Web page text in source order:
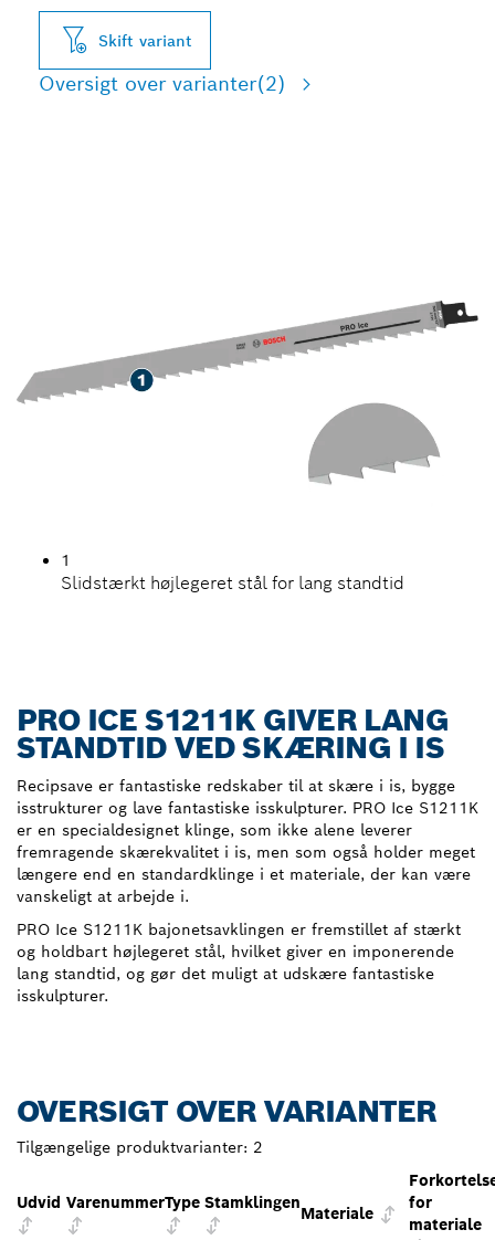
Skift variant
Oversigt over varianter(2)
1
Slidstærkt højlegeret stål for lang standtid
PRO ICE S1211K GIVER LANG
STANDTID VED SKÆRING I IS
Recipsave er fantastiske redskaber til at skære i is, bygge
isstrukturer og lave fantastiske isskulpturer. PRO Ice S1211K
er en specialdesignet klinge, som ikke alene leverer
fremragende skærekvalitet i is, men som også holder meget
længere end en standardklinge i et materiale, der kan være
vanskeligt at arbejde i.
PRO Ice S1211K bajonetsavklingen er fremstillet af stærkt
og holdbart højlegeret stål, hvilket giver en imponerende
lang standtid, og gør det muligt at udskære fantastiske
isskulpturer.
OVERSIGT OVER VARIANTER
Tilgængelige produktvarianter: 2
Udvid VarenummerType Stamklingen
Materiale
for
materiale